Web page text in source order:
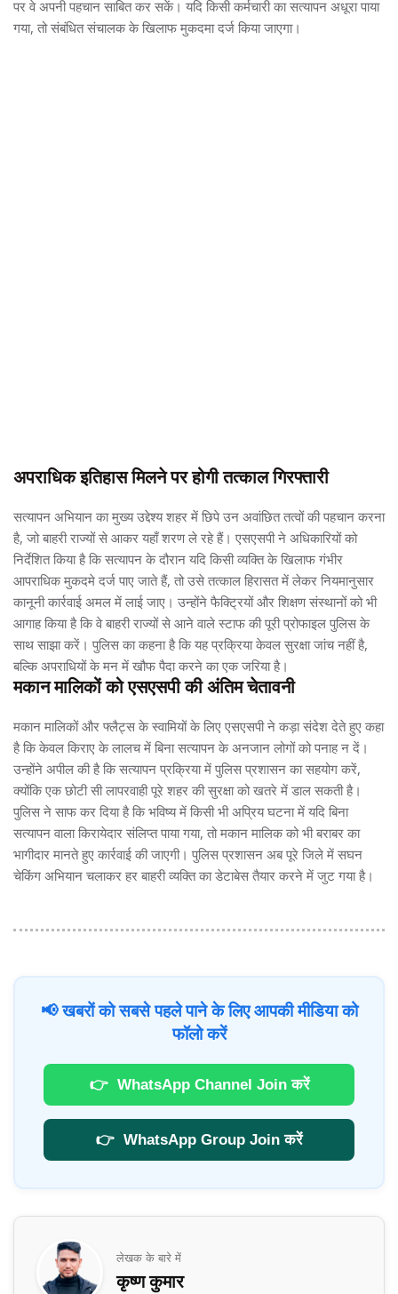
पर वे अपनी पहचान साबित कर सकें। यदि किसी कर्मचारी का सत्यापन अधूरा पाया
गया, तो संबंधित संचालक के खिलाफ मुकदमा दर्ज किया जाएगा।
अपराधिक इतिहास मिलने पर होगी तत्काल गिरफ्तारी
सत्यापन अभियान का मुख्य उद्देश्य शहर में छिपे उन अवांछित तत्वों की पहचान करना
है, जो बाहरी राज्यों से आकर यहाँ शरण ले रहे हैं। एसएसपी ने अधिकारियों को
निर्देशित किया है कि सत्यापन के दौरान यदि किसी व्यक्ति के खिलाफ गंभीर
आपराधिक मुकदमे दर्ज पाए जाते हैं, तो उसे तत्काल हिरासत में लेकर नियमानुसार
कानूनी कार्रवाई अमल में लाई जाए। उन्होंने फैक्ट्रियों और शिक्षण संस्थानों को भी
आगाह किया है कि वे बाहरी राज्यों से आने वाले स्टाफ की पूरी प्रोफाइल पुलिस के
साथ साझा करें। पुलिस का कहना है कि यह प्रक्रिया केवल सुरक्षा जांच नहीं है,
बल्कि अपराधियों के मन में खौफ पैदा करने का एक जरिया है।
मकान मालिकों को एसएसपी की अंतिम चेतावनी
मकान मालिकों और फ्लैट्स के स्वामियों के लिए एसएसपी ने कड़ा संदेश देते हुए कहा
है कि केवल किराए के लालच में बिना सत्यापन के अनजान लोगों को पनाह न दें।
उन्होंने अपील की है कि सत्यापन प्रक्रिया में पुलिस प्रशासन का सहयोग करें,
क्योंकि एक छोटी सी लापरवाही पूरे शहर की सुरक्षा को खतरे में डाल सकती है।
पुलिस ने साफ कर दिया है कि भविष्य में किसी भी अप्रिय घटना में यदि बिना
सत्यापन वाला किरायेदार संलिप्त पाया गया, तो मकान मालिक को भी बराबर का
भागीदार मानते हुए कार्रवाई की जाएगी। पुलिस प्रशासन अब पूरे जिले में सघन
चेकिंग अभियान चलाकर हर बाहरी व्यक्ति का डेटाबेस तैयार करने में जुट गया है।
📢 खबरों को सबसे पहले पाने के लिए आपकी मीडिया को
फॉलो करें
👉 WhatsApp Channel Join करें
👉 WhatsApp Group Join करें
लेखक के बारे में
कृष्ण कुमार